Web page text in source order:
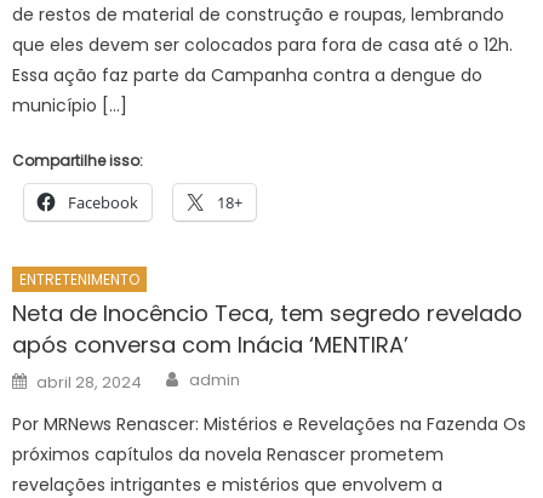
de restos de material de construção e roupas, lembrando
que eles devem ser colocados para fora de casa até o 12h.
Essa ação faz parte da Campanha contra a dengue do
município […]
Compartilhe isso:
Facebook 18+
ENTRETENIMENTO
Neta de Inocêncio Teca, tem segredo revelado
após conversa com Inácia ‘MENTIRA’
Posted
on
abril 28, 2024 Author
admin
Por MRNews Renascer: Mistérios e Revelações na Fazenda Os
próximos capítulos da novela Renascer prometem
revelações intrigantes e mistérios que envolvem a